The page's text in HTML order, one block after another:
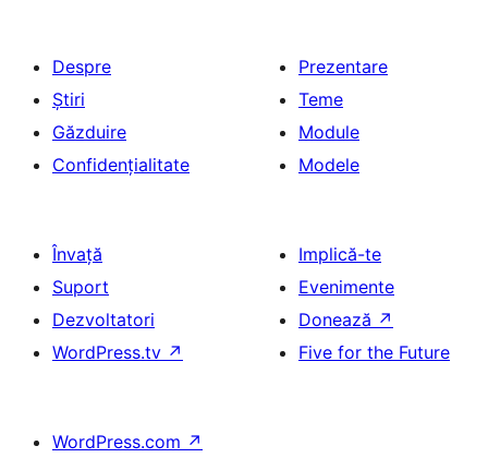
Despre
Știri
Găzduire
Confidențialitate
Prezentare
Teme
Module
Modele
Învață
Suport
Dezvoltatori
WordPress.tv ↗
Implică-te
Evenimente
Donează ↗
Five for the Future
WordPress.com ↗